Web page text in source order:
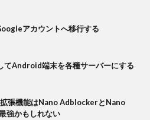
アカウントへ移行する
Android端末を各種サーバーにする
張機能はNano AdblockerとNano
強かもしれない